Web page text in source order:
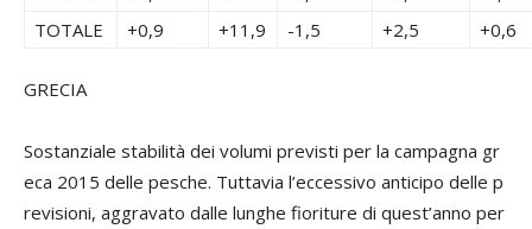
TOTALE
+0,9 +11,9 -1,5 +2,5 +0,6
GRECIA
Sostanziale stabilità dei volumi previsti per la campagna gr
eca 2015 delle pesche. Tuttavia l’eccessivo anticipo delle p
revisioni, aggravato dalle lunghe fioriture di quest’anno per